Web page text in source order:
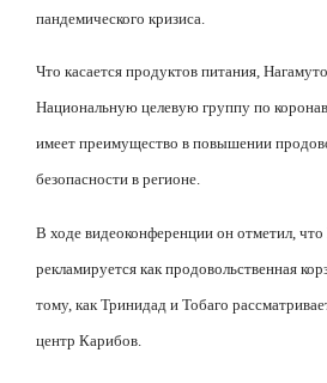
пандемического кризиса.
Что касается продуктов питания,
Национальную целевую группу по
имеет преимущество в повышении
безопасности в регионе.
В ходе видеоконференции он отметил,
рекламируется как продовольственная
тому, как Тринидад и Тобаго
центр Карибов.